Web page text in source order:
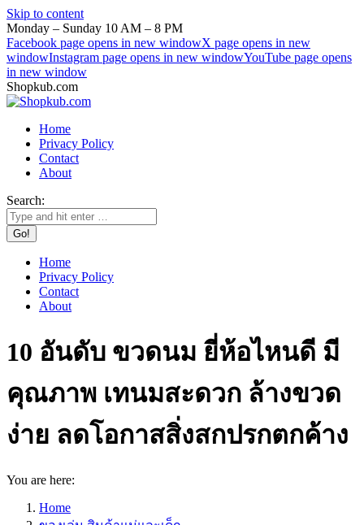
Skip to content
Monday – Sunday 10 AM – 8 PM
Facebook page opens in new windowX page opens in new
windowInstagram page opens in new windowYouTube page opens
in new window
Shopkub.com
Home
Privacy Policy
Contact
About
Search:
Home
Privacy Policy
Contact
About
10 อันดับ ขวดนม ยี่ห้อไหนดี มี
คุณภาพ เทนมสะดวก ล้างขวด
ง่าย ลดโอกาสสิ่งสกปรกตกค้าง
You are here:
Home